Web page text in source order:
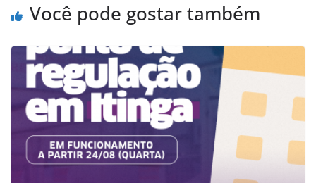
k
Você pode gostar também